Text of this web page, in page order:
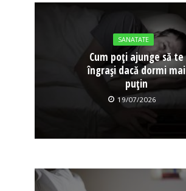
SANATATE
Cum poți ajunge să te
îngrași dacă dormi mai
puțin
19/07/2026